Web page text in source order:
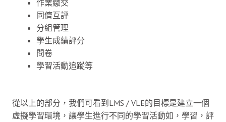
作業繳交
同儕互評
分組管理
學生成績評分
問卷
學習活動追蹤等
從以上的部分，我們可看到LMS / VLE的目標是建立一個
虛擬學習環境，讓學生進行不同的學習活動如，學習，評